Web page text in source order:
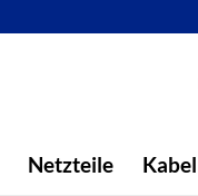
Netzteile Kabel